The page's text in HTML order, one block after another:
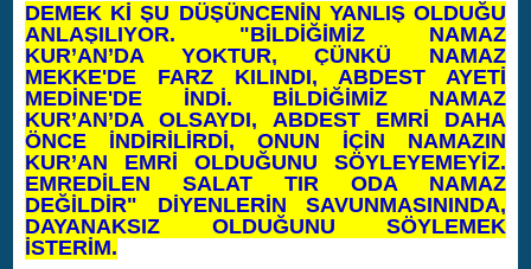
DEMEK Kİ ŞU DÜŞÜNCENİN YANLIŞ OLDUĞU
ANLAŞILIYOR. "BİLDİĞİMİZ NAMAZ
KUR’AN’DA YOKTUR, ÇÜNKÜ NAMAZ
MEKKE'DE FARZ KILINDI, ABDEST AYETİ
MEDİNE'DE İNDİ. BİLDİĞİMİZ NAMAZ
KUR’AN’DA OLSAYDI, ABDEST EMRİ DAHA
ÖNCE İNDİRİLİRDİ, ONUN İÇİN NAMAZIN
KUR’AN EMRİ OLDUĞUNU SÖYLEYEMEYİZ.
EMREDİLEN SALAT TIR ODA NAMAZ
DEĞİLDİR" DİYENLERİN SAVUNMASININDA,
DAYANAKSIZ OLDUĞUNU SÖYLEMEK
İSTERİM.